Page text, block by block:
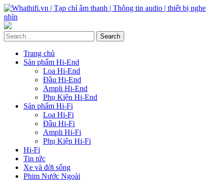
Trang chủ
Sản phẩm Hi-End
Loa Hi-End
Đầu Hi-End
Ampli Hi-End
Phụ Kiện Hi-End
Sản phẩm Hi-Fi
Loa Hi-Fi
Đầu Hi-Fi
Ampli Hi-Fi
Phụ Kiện Hi-Fi
Hi-Fi
Tin tức
Xe và đời sống
Phim Nước Ngoài